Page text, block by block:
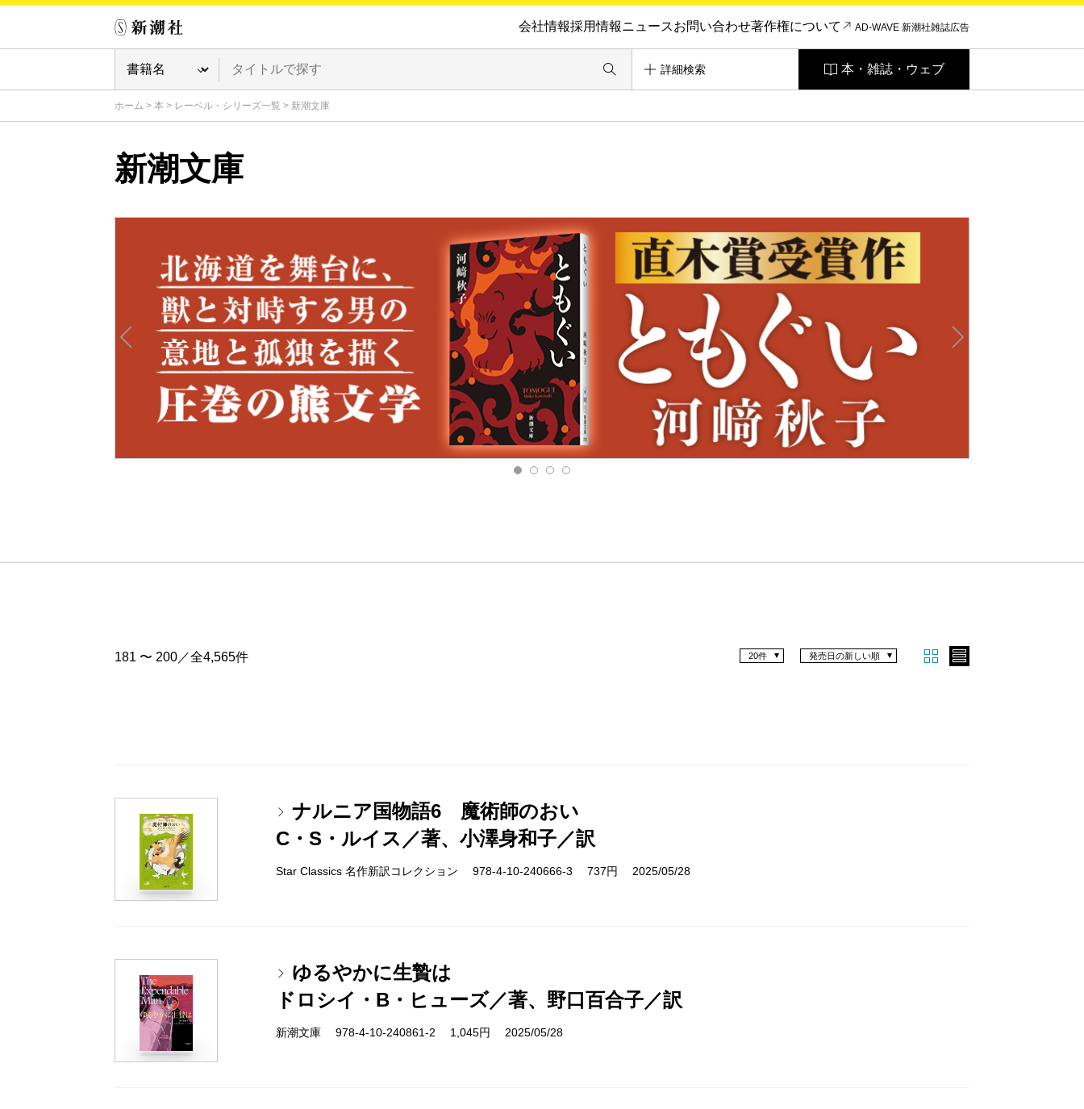
会社情報採用情報ニュースお問い合わせ著作権について AD-WAVE 新潮社雑誌広告
詳細検索 本・雑誌・ウェブ
ホーム > 本 > レーベル・シリーズ一覧 > 新潮文庫
新潮文庫
181 〜 200／全4,565件 発売日の新しい順
20件
ナルニア国物語6 魔術師のおい
C・S・ルイス／著、小澤身和子／訳
Star Classics 名作新訳コレクション 978-4-10-240666-3 737円 2025/05/28
ゆるやかに生贄は
ドロシイ・B・ヒューズ／著、野口百合子／訳
新潮文庫 978-4-10-240861-2 1,045円 2025/05/28